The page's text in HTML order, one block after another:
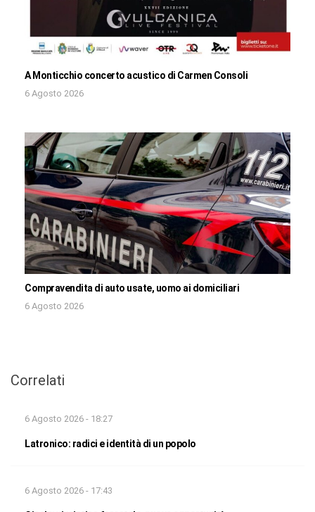
A Monticchio concerto acustico di Carmen Consoli
6 Agosto 2026
Compravendita di auto usate, uomo ai domiciliari
6 Agosto 2026
Correlati
6 Agosto 2026 - 18:27
Latronico: radici e identità di un popolo
6 Agosto 2026 - 17:43